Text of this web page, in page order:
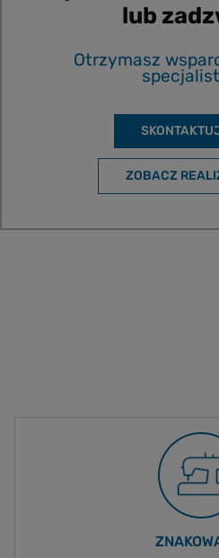
lub
Otrzymasz
ZOBACZ